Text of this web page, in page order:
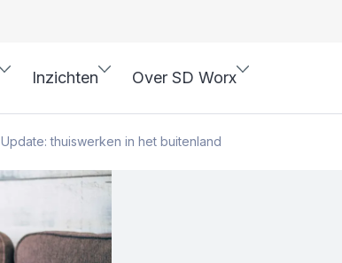
Inzichten Over SD Worx
Update: thuiswerken in het buitenland